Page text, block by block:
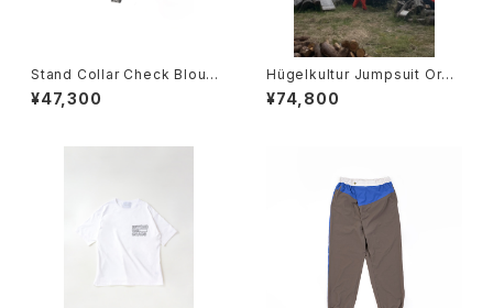
Stand Collar Check Blouso
n
¥47,300
Hügelkultur Jumpsuit Oran
ge
¥74,800